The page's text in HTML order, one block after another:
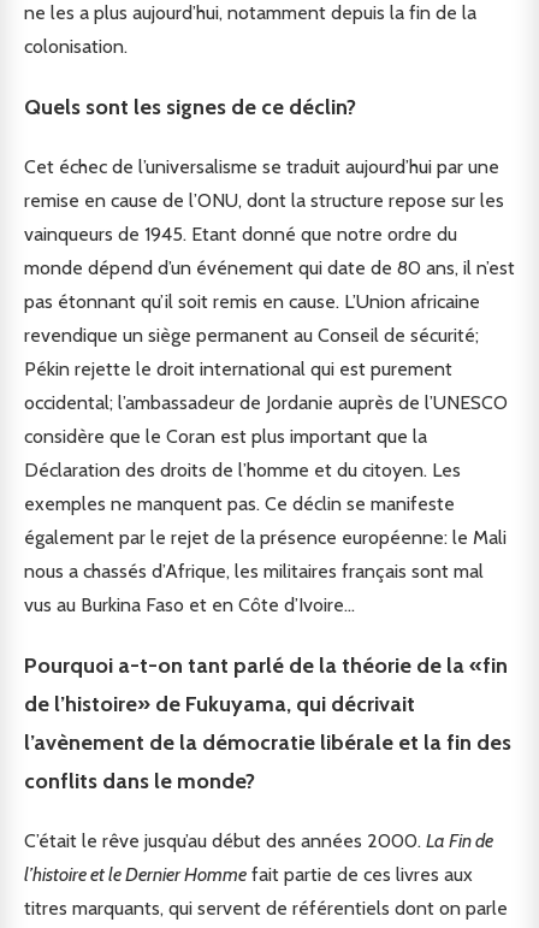
ne les a plus aujourd’hui, notamment depuis la fin de la
colonisation.
Quels sont les signes de ce déclin?
Cet échec de l’universalisme se traduit aujourd’hui par une
remise en cause de l’ONU, dont la structure repose sur les
vainqueurs de 1945. Etant donné que notre ordre du
monde dépend d’un événement qui date de 80 ans, il n’est
pas étonnant qu’il soit remis en cause. L’Union africaine
revendique un siège permanent au Conseil de sécurité;
Pékin rejette le droit international qui est purement
occidental; l’ambassadeur de Jordanie auprès de l’UNESCO
considère que le Coran est plus important que la
Déclaration des droits de l’homme et du citoyen. Les
exemples ne manquent pas. Ce déclin se manifeste
également par le rejet de la présence européenne: le Mali
nous a chassés d’Afrique, les militaires français sont mal
vus au Burkina Faso et en Côte d’Ivoire…
Pourquoi a-t-on tant parlé de la théorie de la «fin
de l’histoire» de Fukuyama, qui décrivait
l’avènement de la démocratie libérale et la fin des
conflits dans le monde?
C’était le rêve jusqu’au début des années 2000. La Fin de
l’histoire et le Dernier Homme fait partie de ces livres aux
titres marquants, qui servent de référentiels dont on parle